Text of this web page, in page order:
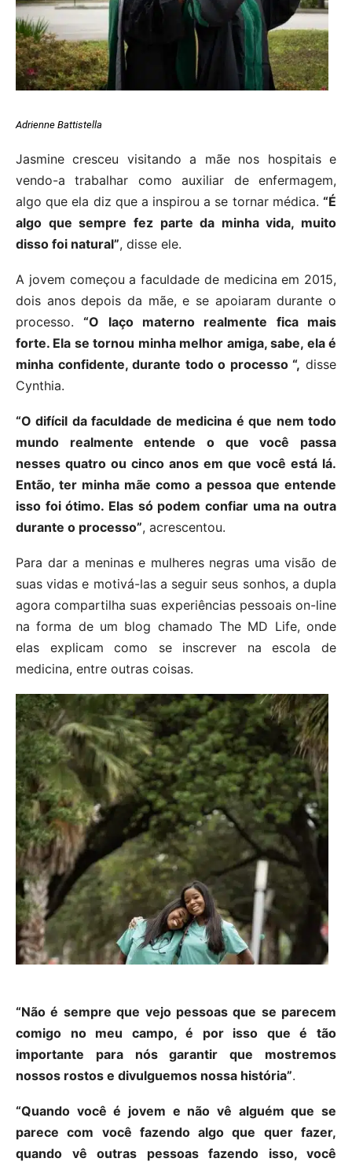
Adrienne Battistella
Jasmine cresceu visitando a mãe nos hospitais e
vendo-a trabalhar como auxiliar de enfermagem,
algo que ela diz que a inspirou a se tornar médica. “É
algo que sempre fez parte da minha vida, muito
disso foi natural”, disse ele.
A jovem começou a faculdade de medicina em 2015,
dois anos depois da mãe, e se apoiaram durante o
processo.“O laço materno realmente fica mais
forte. Ela se tornou minha melhor amiga, sabe, ela é
minha confidente, durante todo o processo “, disse
Cynthia.
“O difícil da faculdade de medicina é que nem todo
mundo realmente entende o que você passa
nesses quatro ou cinco anos em que você está lá.
Então, ter minha mãe como a pessoa que entende
isso foi ótimo. Elas só podem confiar uma na outra
durante o processo”, acrescentou.
Para dar a meninas e mulheres negras uma visão de
suas vidas e motivá-las a seguir seus sonhos, a dupla
agora compartilha suas experiências pessoais on-line
na forma de um blog chamado The MD Life, onde
elas explicam como se inscrever na escola de
medicina, entre outras coisas.
“Não é sempre que vejo pessoas que se parecem
comigo no meu campo, é por isso que é tão
importante para nós garantir que mostremos
nossos rostos e divulguemos nossa história”.
“Quando você é jovem e não vê alguém que se
parece com você fazendo algo que quer fazer,
quando vê outras pessoas fazendo isso, você